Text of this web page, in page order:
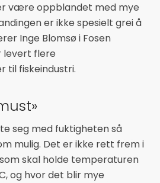
være oppblandet med mye
er ikke spesielt grei å
Inge Blomsø i Fosen
levert flere
til fiskeindustri.
seg med fuktigheten så
mulig. Det er ikke rett frem i
skal holde temperaturen
og hvor det blir mye